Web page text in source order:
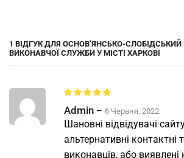
1 ВІДГУК ДЛЯ ОСНОВ’ЯНСЬКО-СЛОБІДСЬКИЙ
ВИКОНАВЧОЇ СЛУЖБИ У МІСТІ ХАРКОВІ
Admin – 6 Червня, 2022
Шановні відвідувачі
альтернативні контактні
виконавців, або виявлені